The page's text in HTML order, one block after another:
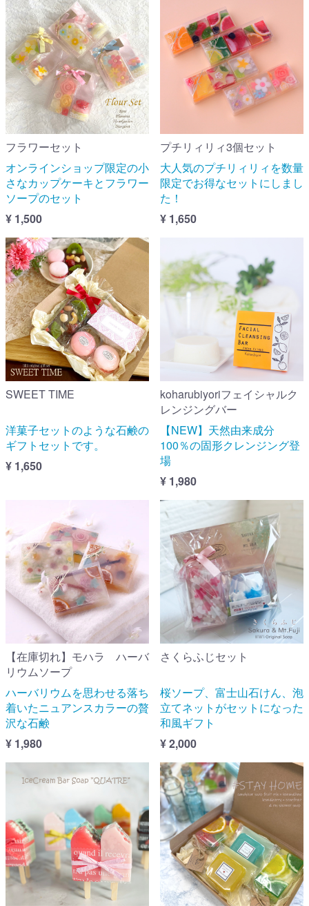
フラワーセット
オンラインショップ限定の小
さなカップケーキとフラワー
ソープのセット
¥ 1,500
プチリィリィ3個セット
大人気のプチリィリィを数量
限定でお得なセットにしまし
た！
¥ 1,650
SWEET TIME
洋菓子セットのような石鹸の
ギフトセットです。
¥ 1,650
koharubiyoriフェイシャルク
レンジングバー
【NEW】天然由来成分
100％の固形クレンジング登
場
¥ 1,980
【在庫切れ】モハラ ハーバ
リウムソープ
ハーバリウムを思わせる落ち
着いたニュアンスカラーの贅
沢な石鹸
¥ 1,980
さくらふじセット
桜ソープ、富士山石けん、泡
立てネットがセットになった
和風ギフト
¥ 2,000